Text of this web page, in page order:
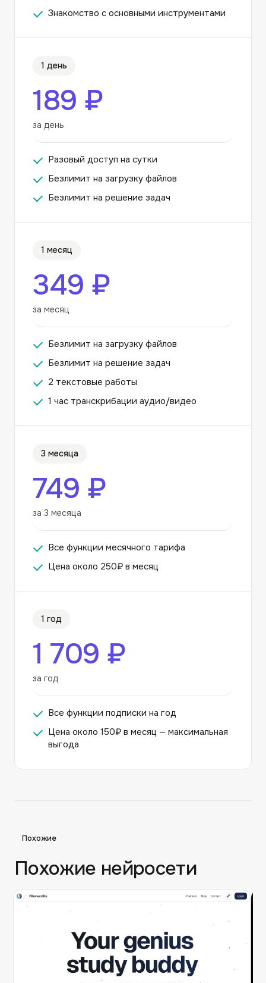
Знакомство с основными инструментами
1 день
189 ₽
за день
Разовый доступ на сутки
Безлимит на загрузку файлов
Безлимит на решение задач
1 месяц
349 ₽
за месяц
Безлимит на загрузку файлов
Безлимит на решение задач
2 текстовые работы
1 час транскрибации аудио/видео
3 месяца
749 ₽
за 3 месяца
Все функции месячного тарифа
Цена около 250₽ в месяц
1 год
1 709 ₽
за год
Все функции подписки на год
Цена около 150₽ в месяц — максимальная
выгода
Похожие
Похожие нейросети